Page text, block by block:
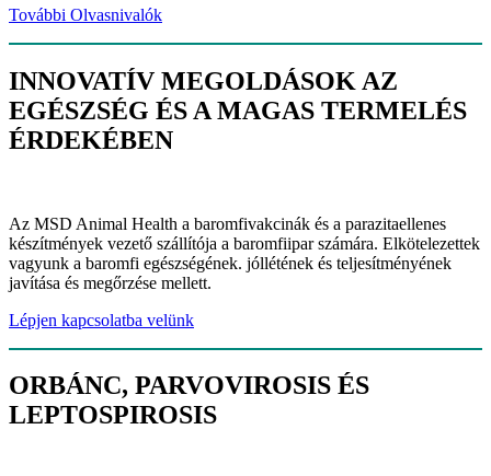
További Olvasnivalók
INNOVATÍV MEGOLDÁSOK AZ
EGÉSZSÉG ÉS A MAGAS TERMELÉS
ÉRDEKÉBEN
Az MSD Animal Health a baromfivakcinák és a parazitaellenes
készítmények vezető szállítója a baromfiipar számára. Elkötelezettek
vagyunk a baromfi egészségének. jóllétének és teljesítményének
javítása és megőrzése mellett.
Lépjen kapcsolatba velünk
ORBÁNC, PARVOVIROSIS ÉS
LEPTOSPIROSIS